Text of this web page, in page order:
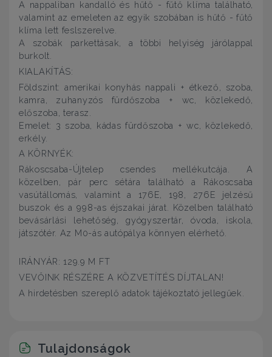
A nappaliban kandalló és hűtő - fűtő klíma található,
valamint az emeleten az egyik szobában is hűtő - fűtő
klíma lett feslszerelve.
A szobák parkettásak, a többi helyiség járólappal
burkolt.
KIALAKÍTÁS:
Földszint: amerikai konyhás nappali + étkező, szoba,
kamra, zuhanyzós fürdőszoba + wc, közlekedő,
előszoba, terasz.
Emelet: 3 szoba, kádas fürdőszoba + wc, közlekedő,
erkély.
A KÖRNYÉK:
Rákoscsaba-Újtelep csendes mellékutcája. A
közelben, pár perc sétára található a Rákoscsaba
vasútállomás, valamint a 176E, 198, 276E jelzésű
buszok és a 998-as éjszakai járat. Közelben található
bevásárlási lehetőség, gyógyszertár, óvoda, iskola,
játszótér. Az M0-ás autópálya könnyen elérhető.
IRÁNYÁR: 129.9 M FT
VEVŐINK RÉSZÉRE A KÖZVETÍTÉS DÍJTALAN!
A hirdetésben szereplő adatok tájékoztató jellegűek.
Tulajdonságok